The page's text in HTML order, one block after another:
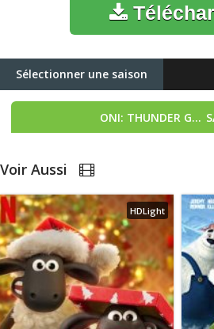
Sélectionner une saison
ONI: THUNDER GOD'S TALE
Voir Aussi
HDLight